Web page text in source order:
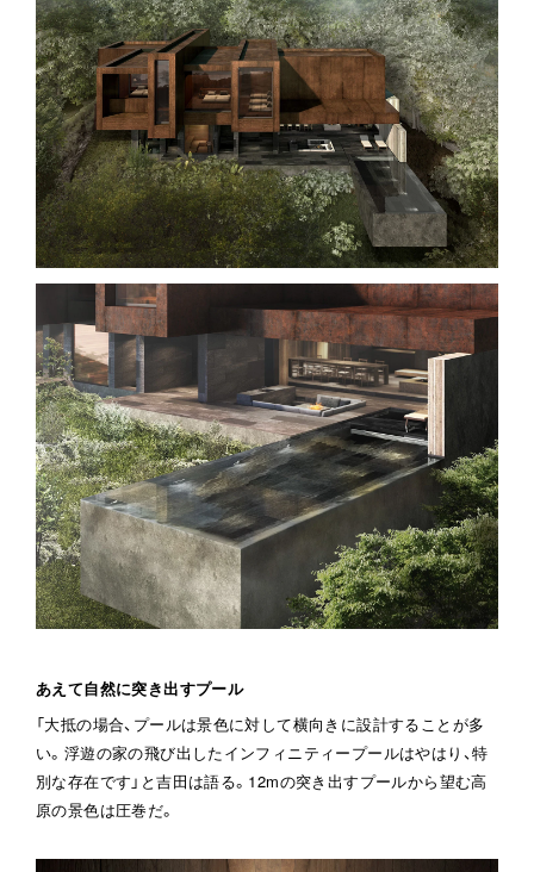
あえて自然に突き出すプール
「大抵の場合、プールは景色に対して横向きに設計することが多
い。浮遊の家の飛び出したインフィニティープールはやはり、特
別な存在です」と吉田は語る。12mの突き出すプールから望む高
原の景色は圧巻だ。